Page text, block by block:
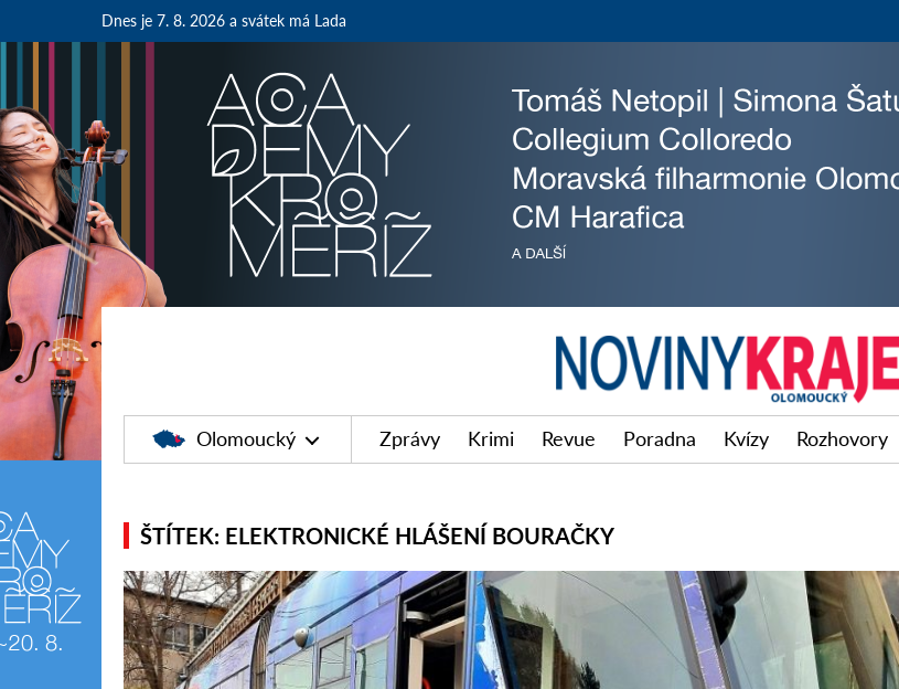
Dnes je 7. 8. 2026 a svátek má Lada
Olomoucký Zprávy Krimi Revue Poradna Kvízy Rozhovory
ŠTÍTEK: ELEKTRONICKÉ HLÁŠENÍ BOURAČKY